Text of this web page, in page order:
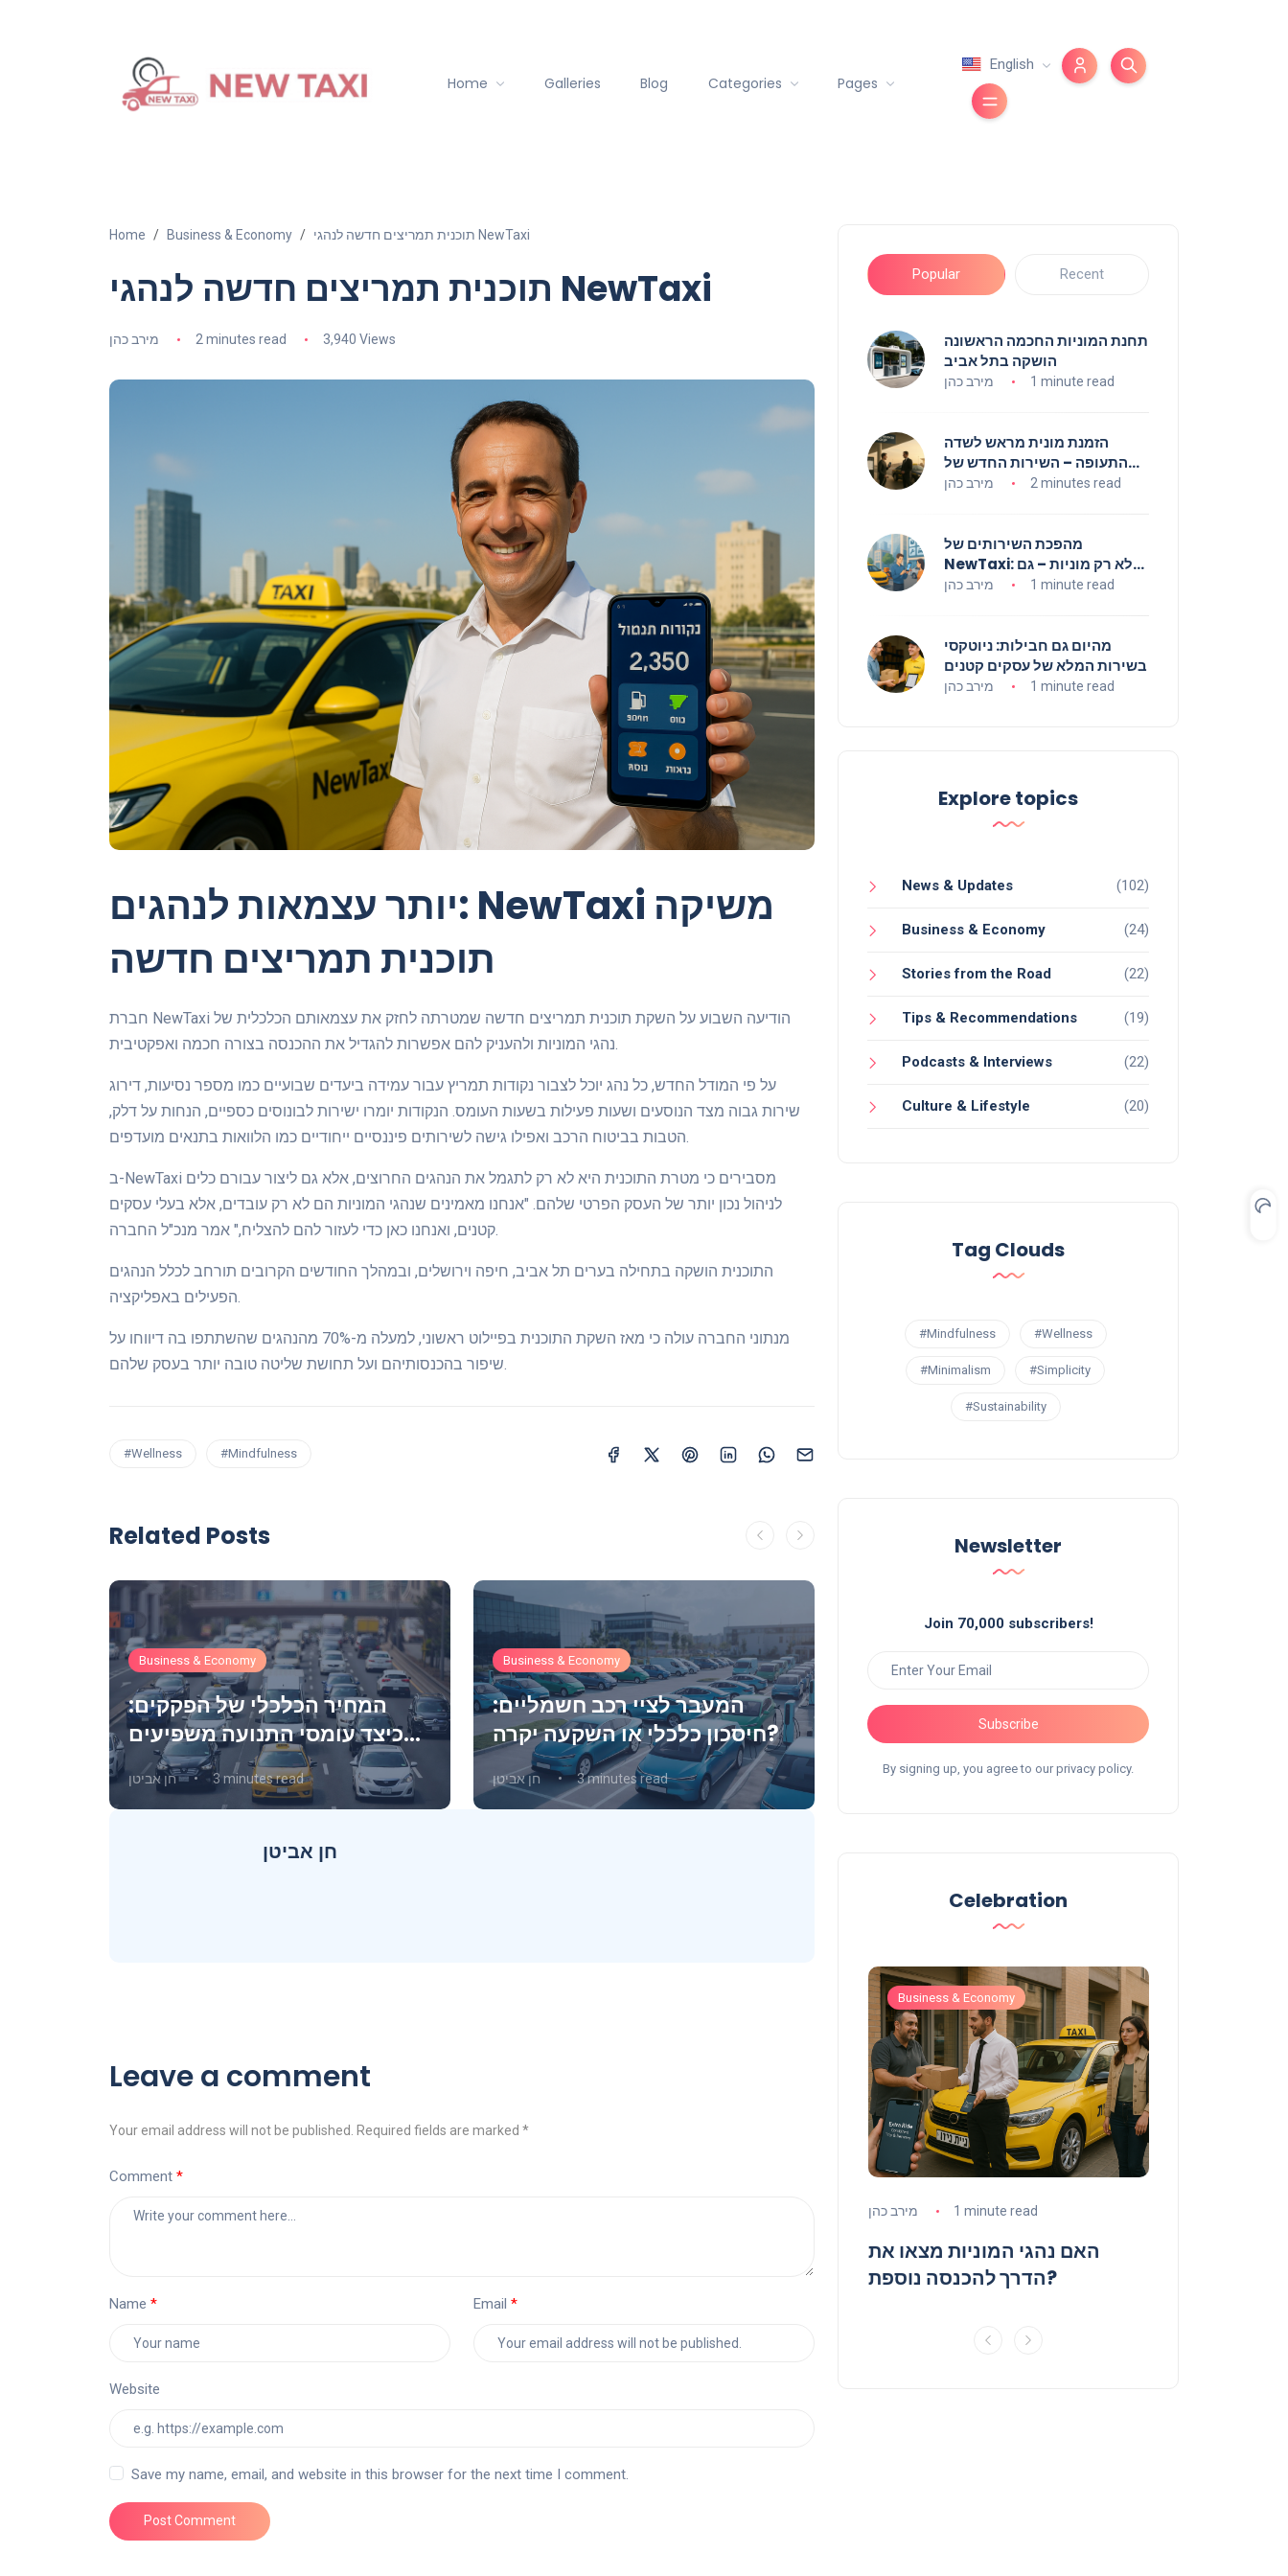
Home Galleries Blog Categories Pages
English
Home Business & Economy תוכנית תמריצים חדשה לנהגי NewTaxi
תוכנית תמריצים חדשה לנהגי NewTaxi
מירב כהן 2 minutes read 3,940 Views
יותר עצמאות לנהגים: NewTaxi משיקה
תוכנית תמריצים חדשה
חברת NewTaxi הודיעה השבוע על השקת תוכנית תמריצים חדשה שמטרתה לחזק את עצמאותם הכלכלית של
על פי המודל החדש, כל נהג יוכל לצבור נקודות תמריץ עבור עמידה ביעדים שבועיים כמו מספר נסיעות, דירוג
שירות גבוה מצד הנוסעים ושעות פעילות בשעות העומס. הנקודות יומרו ישירות לבונוסים כספיים, הנחות על דלק,
ב-NewTaxi מסבירים כי מטרת התוכנית היא לא רק לתגמל את הנהגים החרוצים, אלא גם ליצור עבורם כלים
לניהול נכון יותר של העסק הפרטי שלהם. "אנחנו מאמינים שנהגי המוניות הם לא רק עובדים, אלא בעלי עסקים
התוכנית הושקה בתחילה בערים תל אביב, חיפה וירושלים, ובמהלך החודשים הקרובים תורחב לכלל הנהגים
מנתוני החברה עולה כי מאז השקת התוכנית בפיילוט ראשוני, למעלה מ-70% מהנהגים שהשתתפו בה דיווחו על
#Wellness #Mindfulness
Related Posts
Business & Economy
המחיר הכלכלי של הפקקים:
כיצד עומסי התנועה משפיעים
על עסקים?
חן אביטן 3 minutes read
Business & Economy
המעבר לציי רכב חשמליים:
חיסכון כלכלי או השקעה יקרה?
חן אביטן 3 minutes read
Business & Economy
כלכלת הנהגים החדשה: איך
עבודה חדש
חן אביטן 3 minutes read
חן אביטן
Leave a comment
Your email address will not be published. Required fields are marked *
Comment
Name Email
Website
Save my name, email, and website in this browser for the next time I comment.
Post Comment
Popular Recent
תחנת המוניות החכמה הראשונה
הושקה בתל אביב
מירב כהן 1 minute read
הזמנת מונית מראש לשדה
התעופה – השירות החדש של
NewTaxi
מירב כהן 2 minutes read
מהפכת השירותים של
NewTaxi: לא רק מוניות – גם
שליחויות, רכב וחיבורים עסקיים
מירב כהן 1 minute read
מהיום גם חבילות: ניוטקסי
בשירות המלא של עסקים קטנים
מירב כהן 1 minute read
Explore topics
News & Updates (102)
Business & Economy (24)
Stories from the Road (22)
Tips & Recommendations (19)
Podcasts & Interviews (22)
Culture & Lifestyle (20)
Tag Clouds
#Mindfulness #Wellness
#Minimalism #Simplicity
#Sustainability
Newsletter
Join 70,000 subscribers!
Subscribe
By signing up, you agree to our privacy policy.
Celebration
הזדמנות כלכלית חדשה לנהגים
Business & Economy
מירב כהן 1 minute read
האם נהגי המוניות מצאו את
הדרך להכנסה נוספת?